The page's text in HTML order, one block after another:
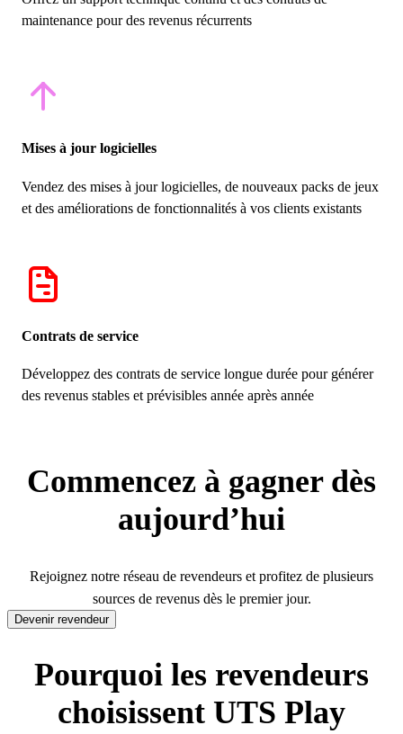
maintenance pour des revenus récurrents
Mises à jour logicielles
Vendez des mises à jour logicielles, de nouveaux packs de jeux
et des améliorations de fonctionnalités à vos clients existants
Contrats de service
Développez des contrats de service longue durée pour générer
des revenus stables et prévisibles année après année
Commencez à gagner dès
aujourd’hui
Rejoignez notre réseau de revendeurs et profitez de plusieurs
sources de revenus dès le premier jour.
Devenir revendeur
Pourquoi les revendeurs
choisissent UTS Play